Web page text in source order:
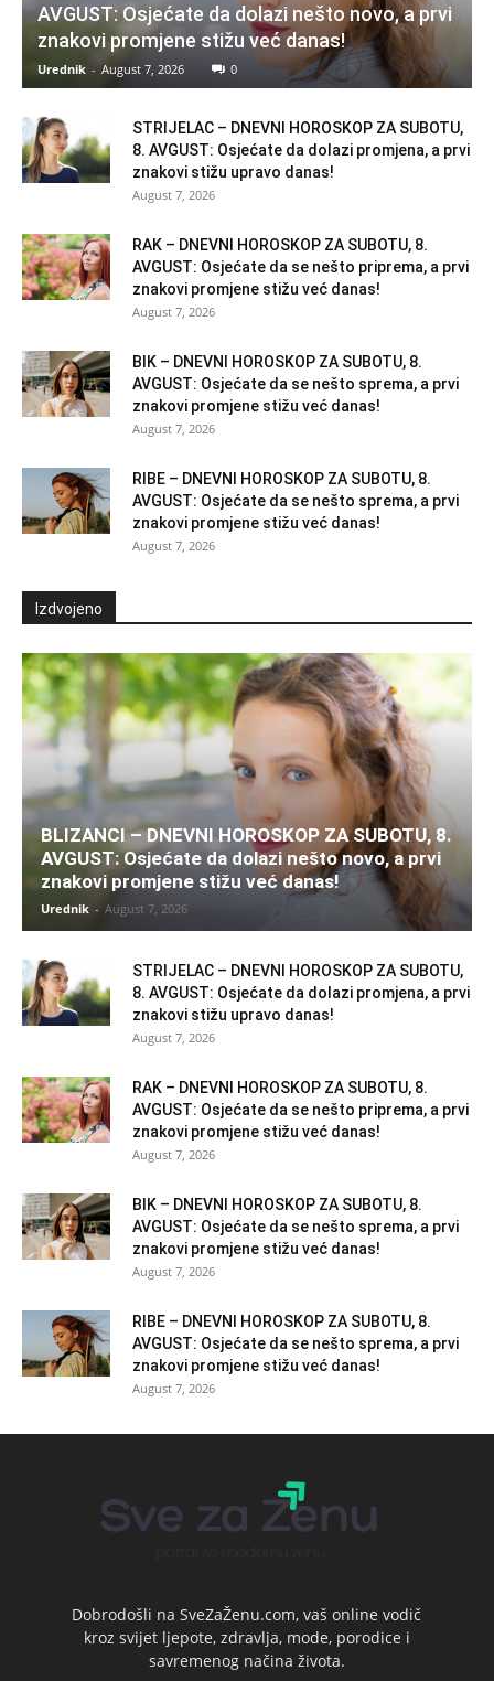
AVGUST: Osjećate da dolazi nešto novo, a prvi
znakovi promjene stižu već danas!
Urednik - August 7, 2026 0
STRIJELAC – DNEVNI HOROSKOP ZA SUBOTU,
8. AVGUST: Osjećate da dolazi promjena, a prvi
znakovi stižu upravo danas!
August 7, 2026
RAK – DNEVNI HOROSKOP ZA SUBOTU, 8.
AVGUST: Osjećate da se nešto priprema, a prvi
znakovi promjene stižu već danas!
August 7, 2026
BIK – DNEVNI HOROSKOP ZA SUBOTU, 8.
AVGUST: Osjećate da se nešto sprema, a prvi
znakovi promjene stižu već danas!
August 7, 2026
RIBE – DNEVNI HOROSKOP ZA SUBOTU, 8.
AVGUST: Osjećate da se nešto sprema, a prvi
znakovi promjene stižu već danas!
August 7, 2026
Izdvojeno
BLIZANCI – DNEVNI HOROSKOP ZA SUBOTU, 8.
AVGUST: Osjećate da dolazi nešto novo, a prvi
znakovi promjene stižu već danas!
Urednik - August 7, 2026
STRIJELAC – DNEVNI HOROSKOP ZA SUBOTU,
8. AVGUST: Osjećate da dolazi promjena, a prvi
znakovi stižu upravo danas!
August 7, 2026
RAK – DNEVNI HOROSKOP ZA SUBOTU, 8.
AVGUST: Osjećate da se nešto priprema, a prvi
znakovi promjene stižu već danas!
August 7, 2026
BIK – DNEVNI HOROSKOP ZA SUBOTU, 8.
AVGUST: Osjećate da se nešto sprema, a prvi
znakovi promjene stižu već danas!
August 7, 2026
RIBE – DNEVNI HOROSKOP ZA SUBOTU, 8.
AVGUST: Osjećate da se nešto sprema, a prvi
znakovi promjene stižu već danas!
August 7, 2026
Dobrodošli na SveZaŽenu.com, vaš online vodič
kroz svijet ljepote, zdravlja, mode, porodice i
savremenog načina života.